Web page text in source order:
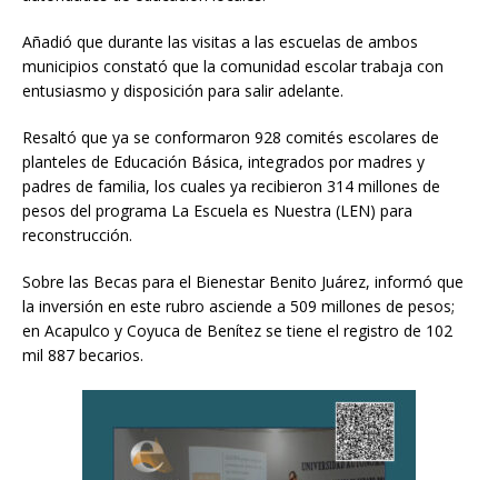
Añadió que durante las visitas a las escuelas de ambos
municipios constató que la comunidad escolar trabaja con
entusiasmo y disposición para salir adelante.
Resaltó que ya se conformaron 928 comités escolares de
planteles de Educación Básica, integrados por madres y
padres de familia, los cuales ya recibieron 314 millones de
pesos del programa La Escuela es Nuestra (LEN) para
reconstrucción.
Sobre las Becas para el Bienestar Benito Juárez, informó que
la inversión en este rubro asciende a 509 millones de pesos;
en Acapulco y Coyuca de Benítez se tiene el registro de 102
mil 887 becarios.